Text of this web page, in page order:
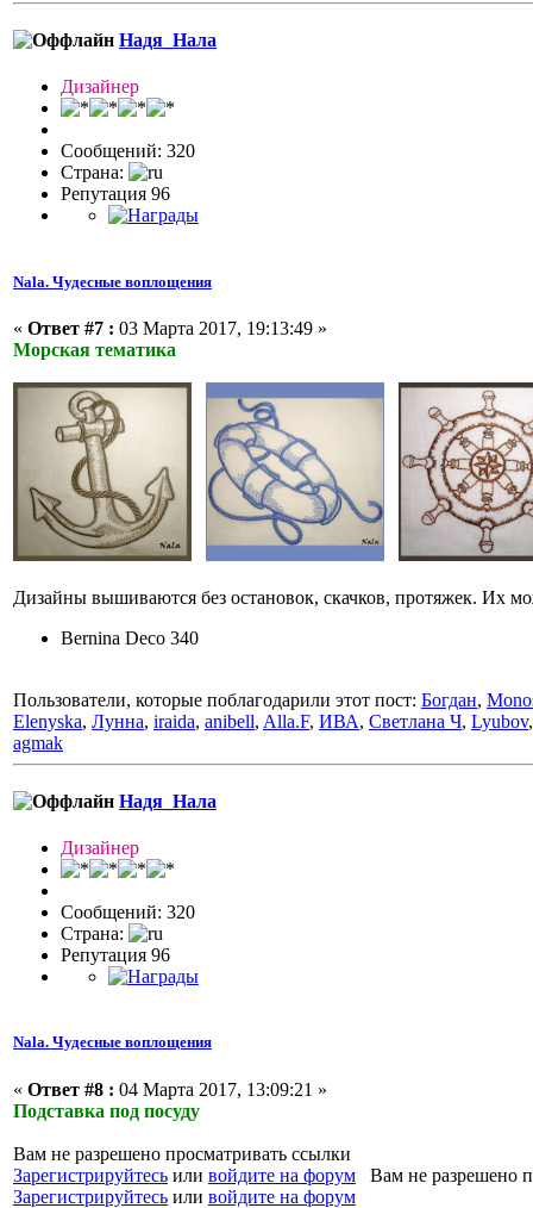
Надя_Нала
Дизайнер
Сообщений: 320
Страна:
Репутация 96
Nala. Чудесные воплощения
« Ответ #7 : 03 Марта 2017, 19:13:49 »
Морская тематика
Дизайны вышиваются без остановок, скачков, протяжек. Их
Bernina Deco 340
Пользователи, которые поблагодарили этот пост: Богдан,
Elenyska, Лунна, iraida, anibell, Alla.F, ИВА, Светлана Ч, Lyubov
agmak
Надя_Нала
Дизайнер
Сообщений: 320
Страна:
Репутация 96
Nala. Чудесные воплощения
« Ответ #8 : 04 Марта 2017, 13:09:21 »
Подставка под посуду
Вам не разрешено просматривать ссылки
Зарегистрируйтесь или войдите на форум Вам не разрешено
Зарегистрируйтесь или войдите на форум